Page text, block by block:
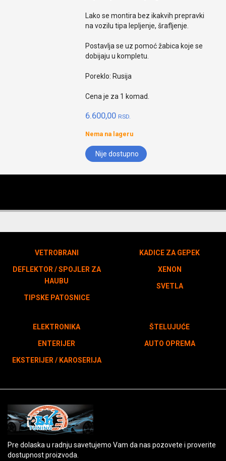
Lako se montira bez ikakvih prepravki
na vozilu tipa lepljenje, šrafljenje.
Postavlja se uz pomoć žabica koje se
dobijaju u kompletu.
Poreklo: Rusija
Cena je za 1 komad.
6.600,00 RSD.
Nema na lageru
Nije dostupno
VETROBRANI
DEFLEKTOR / SPOJLER ZA
HAUBU
TIPSKE PATOSNICE
KADICE ZA GEPEK
XENON
SVETLA
ELEKTRONIKA
ENTERIJER
EKSTERIJER / KAROSERIJA
ŠTELUJUĆE
AUTO OPREMA
Pre dolaska u radnju savetujemo Vam da nas pozovete i proverite
dostupnost proizvoda.